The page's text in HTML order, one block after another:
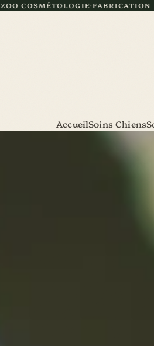
FABRICATION FRANÇAISE
AccueilSoins Chiens